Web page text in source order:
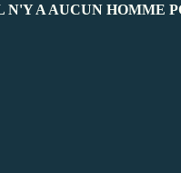
N'Y A AUCUN HOMME